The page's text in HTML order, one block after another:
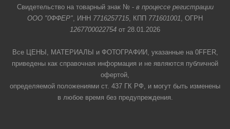
Свидетельство на товарный знак № - в процессе регистрации
ООО "0ФФЕР", ИНН 7716257715, КПП 771601001, ОГРН
1267700022754 от 28.01.2026
Все ЦЕНЫ, МАТЕРИАЛЫ и ФОТОГРАФИИ, указанные на 0FFER,
приведены как справочная информация и не являются публичной
офертой,
определяемой положениями ст. 437 ГК РФ, и могут быть изменены
в любое время без предупреждения.